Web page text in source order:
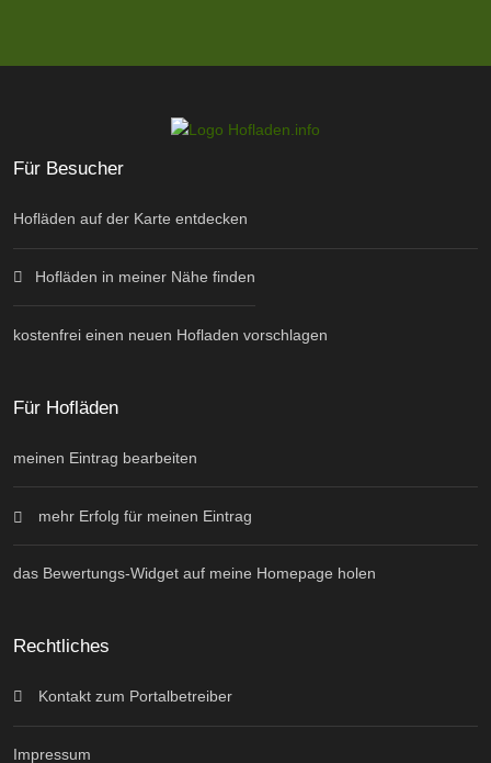
Für Besucher
Hofläden auf der Karte entdecken
Hofläden in meiner Nähe finden
kostenfrei einen neuen Hofladen vorschlagen
Für Hofläden
meinen Eintrag bearbeiten
mehr Erfolg für meinen Eintrag
das Bewertungs-Widget auf meine Homepage holen
Rechtliches
Kontakt zum Portalbetreiber
Impressum